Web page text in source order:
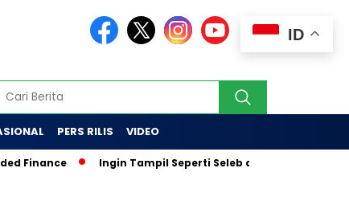
PERS RILIS VIDEO
Finance Ingin Tampil Seperti Seleb di Media? Tak
ID